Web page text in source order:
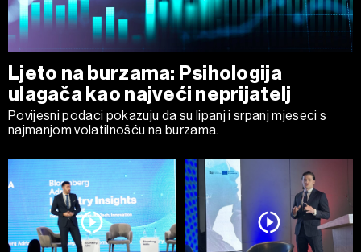
Ljeto na burzama: Psihologija
ulagača kao najveći neprijatelj
Povijesni podaci pokazuju da su lipanj i srpanj mjeseci s
najmanjom volatilnošću na burzama.